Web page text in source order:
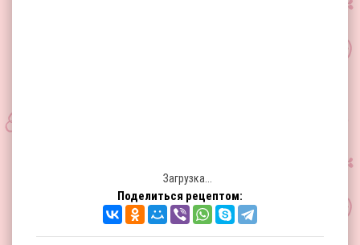
Загрузка...
Поделиться рецептом: